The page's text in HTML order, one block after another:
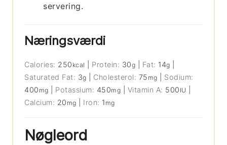
servering.
Næringsværdi
Calories: 250 kcal Protein: 30g Fat: 14g
Saturated Fat: 3g Cholesterol: 75 mg
Sodium:
400 mg Potassium: 450mg Vitamin A: 500 IU
Calcium: 20 mg Iron: 1 mg
Nøgleord